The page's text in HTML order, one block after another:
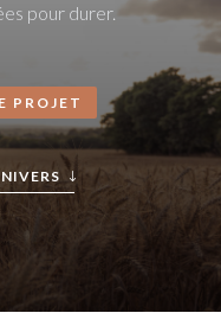
pour durer.
PROJET